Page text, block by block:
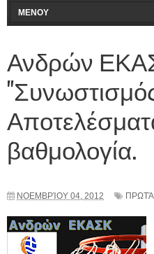
Ανδρών
βαθμολογία.
ΝΟΕΜΒΡΊΟΥ 04, 2012